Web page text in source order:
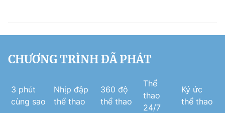
CHƯƠNG TRÌNH ĐÃ PHÁT
3 phút
cùng sao
Nhịp đập
thể thao
360 độ
thể thao
Thể
thao
24/7
Ký ức
thể thao